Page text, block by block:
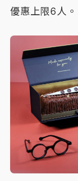
優惠上限6人。